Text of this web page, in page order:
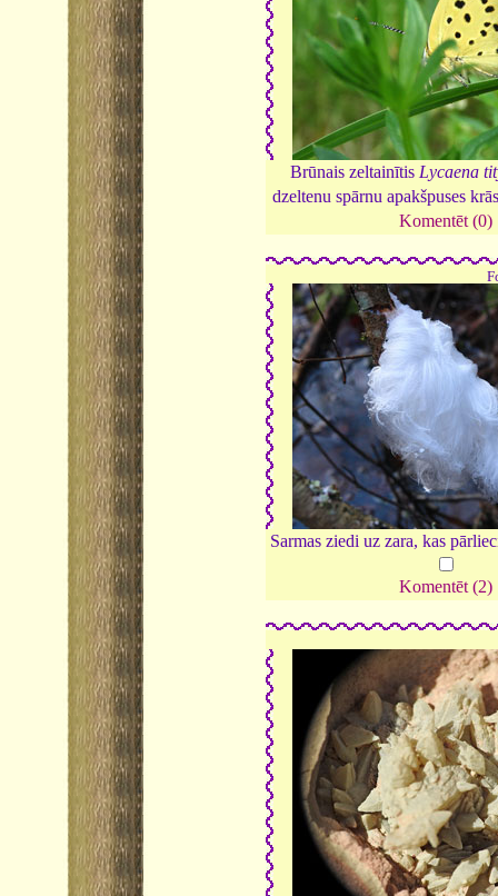
Brūnais zeltainītis Lycaena
dzeltenu spārnu apakšpuses
Komentēt (0)
Sarmas ziedi uz zara, kas
Komentēt (2)